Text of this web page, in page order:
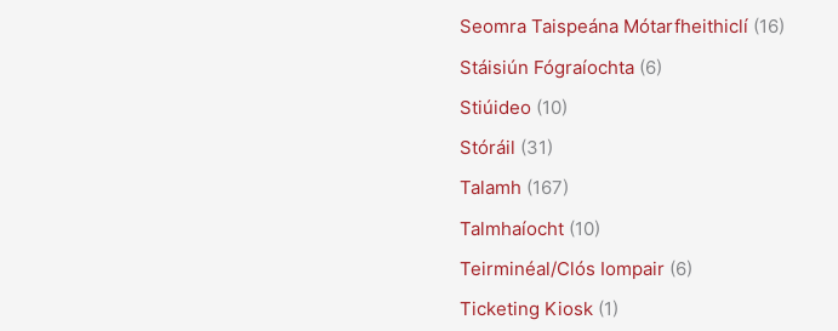
Seomra Taispeána Mótarfheithiclí (16)
Stáisiún Fógraíochta (6)
Stiúideo (10)
Stóráil (31)
Talamh (167)
Talmhaíocht (10)
Teirminéal/Clós Iompair (6)
Ticketing Kiosk (1)